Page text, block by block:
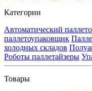
Категории
Автоматический
паллетоупаковщик
холодных складов
Роботы паллетайзеры
Товары